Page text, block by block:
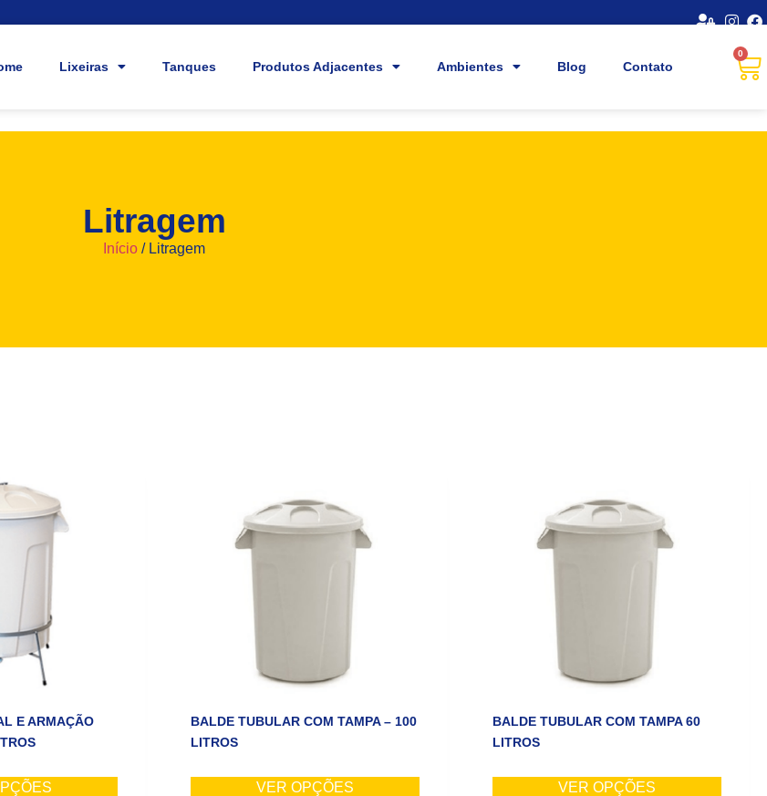
Lixeiras Tanques Produtos Adjacentes Ambientes Blog Contato
0
Litragem
Início / Litragem
E ARMAÇÃO
BALDE TUBULAR COM TAMPA – 100
LITROS
VER OPÇÕES
BALDE TUBULAR COM TAMPA 60
LITROS
VER OPÇÕES